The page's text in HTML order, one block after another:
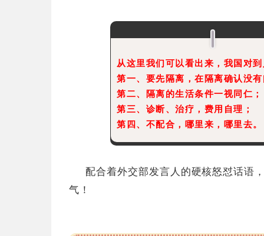
从这里我们可以看出来，我国对
第一、要先隔离，在隔离确认没
第二、隔离的生活条件一视同仁；
第三、诊断、治疗，费用自理；
第四、不配合，哪里来，哪里去。‍
配合着外交部发言人的硬核怒怼话语
气！